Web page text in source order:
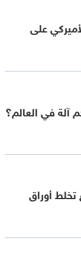
على
في العالم؟
تخلط أوراق